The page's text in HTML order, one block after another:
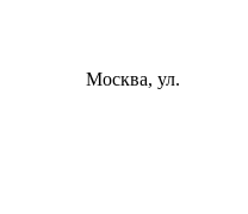
Москва, ул.